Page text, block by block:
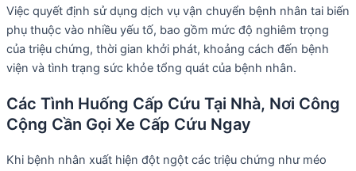
Việc quyết định sử dụng dịch vụ vận chuyển bệnh nhân tai biến
phụ thuộc vào nhiều yếu tố, bao gồm mức độ nghiêm trọng
của triệu chứng, thời gian khởi phát, khoảng cách đến bệnh
viện và tình trạng sức khỏe tổng quát của bệnh nhân.
Các Tình Huống Cấp Cứu Tại Nhà, Nơi Công
Cộng Cần Gọi Xe Cấp Cứu Ngay
Khi bệnh nhân xuất hiện đột ngột các triệu chứng như méo